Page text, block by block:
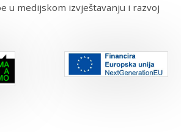
u medijskom izvještavanju i razvoj